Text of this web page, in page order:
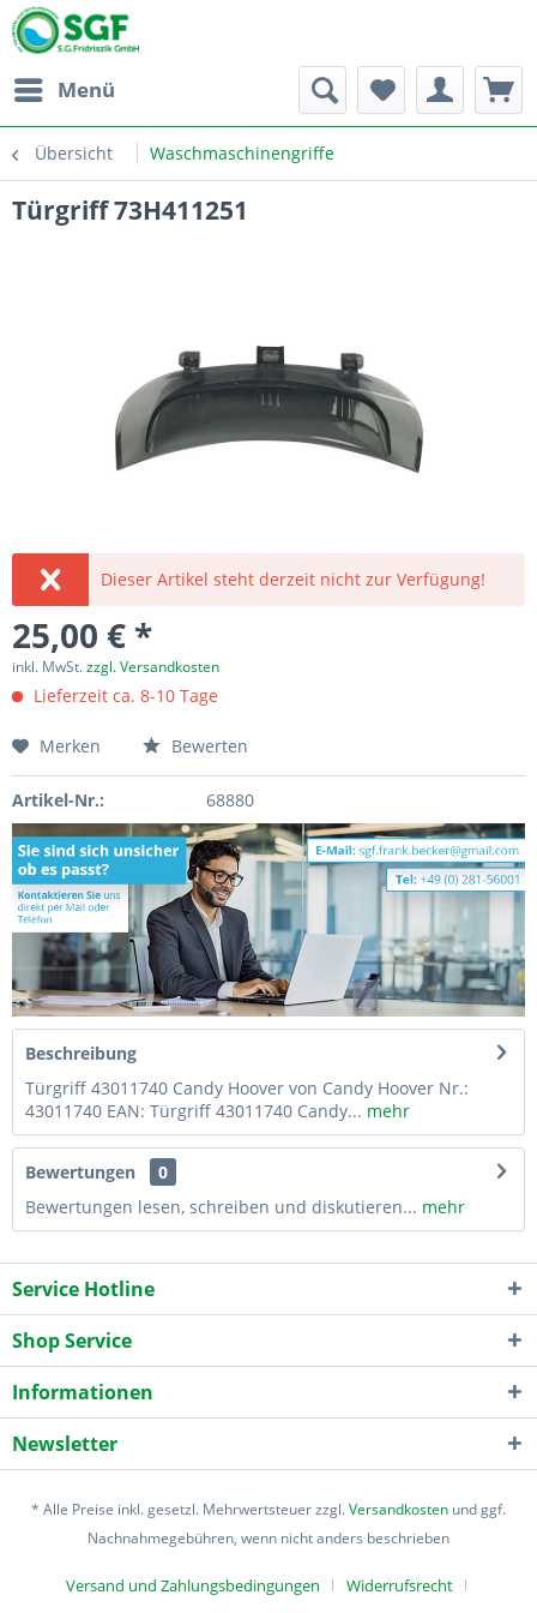
Menü
Übersicht Waschmaschinengriffe
Türgriff 73H411251
Dieser Artikel steht derzeit nicht zur Verfügung!
25,00 € *
inkl. MwSt.zzgl. Versandkosten
Lieferzeit ca. 8-10 Tage
Merken Bewerten
Artikel-Nr.: 68880
Beschreibung
Türgriff 43011740 Candy Hoover von Candy Hoover Nr.:
43011740 EAN: Türgriff 43011740 Candy... mehr
Bewertungen
0
Bewertungen lesen, schreiben und diskutieren... mehr
Service Hotline
Shop Service
Informationen
Newsletter
* Alle Preise inkl. gesetzl. Mehrwertsteuer zzgl.Versandkosten und ggf.
Nachnahmegebühren, wenn nicht anders beschrieben
Versand und Zahlungsbedingungen Widerrufsrecht